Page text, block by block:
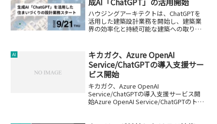
ハウジングアーキテクトは、ChatGPTを
活用した建築設計業務を開始し、建築業
界の効率化と持続可能な建築への取り組
AI
キカガク、Azure OpenAI
Service/ChatGPTの導入支援サー
ビス開始
キカガク、Azure OpenAI
Service/ChatGPTの導入支援サービス開
始Azure OpenAI Service/ChatGPTのトー